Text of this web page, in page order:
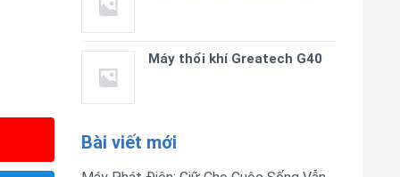
Máy thổi khí Greatech G40
Bài viết mới